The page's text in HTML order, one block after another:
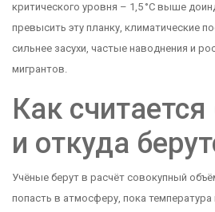
критического уровня – 1,5 °C выше
превысить эту планку, климатические
сильнее засухи, частые наводнения и
мигрантов.
Как
и откуда
Учёные берут в расчёт совокупный
попасть в атмосферу, пока